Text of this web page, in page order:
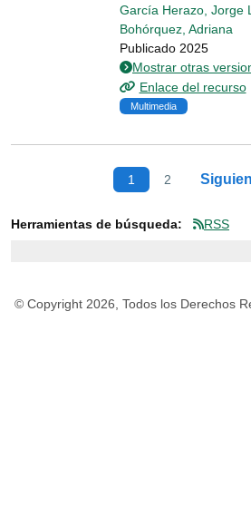
García Herazo, Jorge
Bohórquez, Adriana
Publicado 2025
Mostrar otras
Enlace del recurso
Multimedia
1 2
Herramientas de búsqueda: RSS
© Copyright 2026, Todos los Derechos